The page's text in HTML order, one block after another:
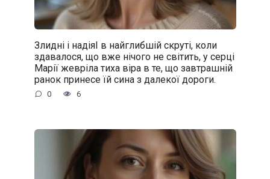
Злидні і надіяІ в найглибшій скруті, коли
здавалося, що вже нічого не світить, у серці
Марії жевріла тиха віра в те, що завтрашній
ранок принесе їй сина з далекої дороги.
0 6